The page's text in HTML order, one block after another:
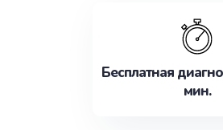
Бесплатная
мин.